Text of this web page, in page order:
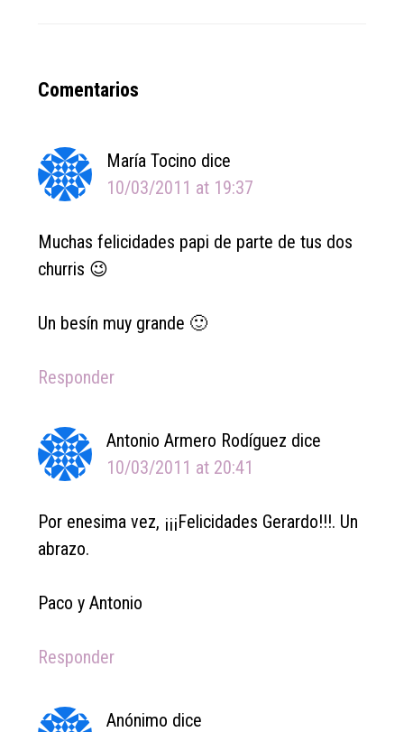
Reader
Comentarios
María Tocino dice
10/03/2011 at 19:37
Muchas felicidades papi de parte de tus dos
churris 😉
Un besín muy grande 🙂
Responder
Antonio Armero Rodíguez dice
10/03/2011 at 20:41
Por enesima vez, ¡¡¡Felicidades Gerardo!!!. Un
abrazo.
Paco y Antonio
Responder
Anónimo dice